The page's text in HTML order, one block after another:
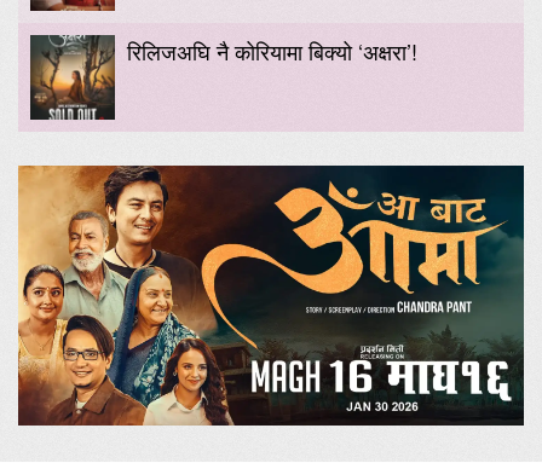
रिलिजअघि नै कोरियामा बिक्यो ‘अक्षरा’!